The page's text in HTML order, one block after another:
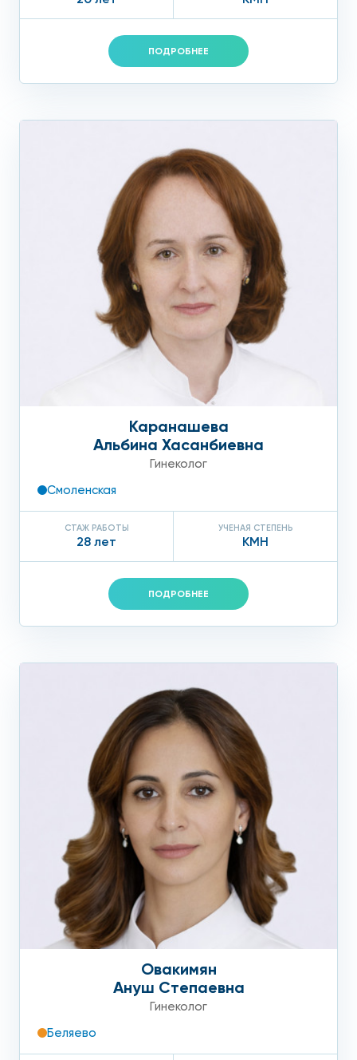
ПОДРОБНЕЕ
Каранашева
Альбина Хасанбиевна
Гинеколог
Смоленская
СТАЖ РАБОТЫ
28 лет
УЧЕНАЯ СТЕПЕНЬ
КМН
ПОДРОБНЕЕ
Овакимян
Ануш Степаевна
Гинеколог
Беляево